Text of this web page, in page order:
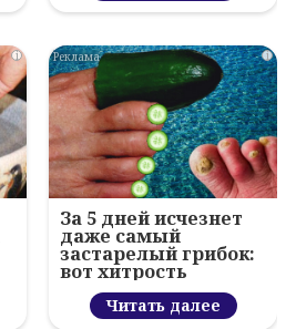
i i
За 5 дней исчезнет
даже самый
застарелый грибок:
вот хитрость
Читать далее